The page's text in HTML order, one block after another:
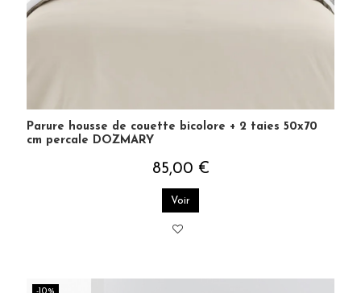
Parure housse de couette bicolore + 2 taies 50x70
cm percale DOZMARY
85,00 €
Voir